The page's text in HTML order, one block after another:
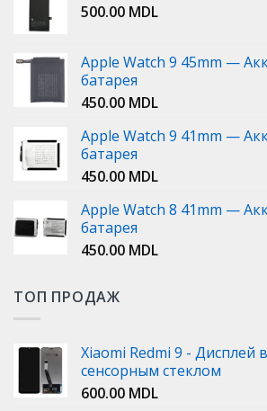
500.00 MDL
Apple Watch 9 45mm —
батарея
450.00 MDL
Apple Watch 9 41mm —
батарея
450.00 MDL
Apple Watch 8 41mm —
батарея
450.00 MDL
ТОП ПРОДАЖ
Xiaomi Redmi 9 - Дисплей
сенсорным стеклом
600.00 MDL